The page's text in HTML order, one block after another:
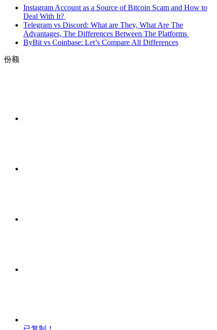
Instagram Account as a Source of Bitcoin Scam and How to
Deal With It?
Telegram vs Discord: What are They, What Are The
Advantages, The Differences Between The Platforms
ByBit vs Сoinbase: Let’s Compare All Differences
份额